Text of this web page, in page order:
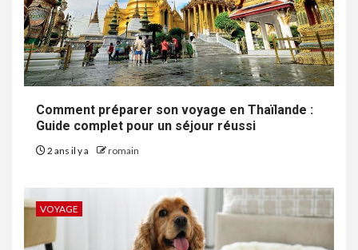
Comment préparer son voyage en Thaïlande :
Guide complet pour un séjour réussi
2 ans il y a romain
VOYAGE